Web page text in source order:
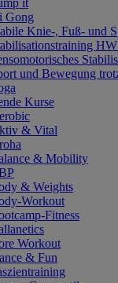
Gong
Knie-, Fuß- und
und Bewegung
Kurse
& Vital
& Mobility
& Weights
Workout
Fitness
Workout
& Fun